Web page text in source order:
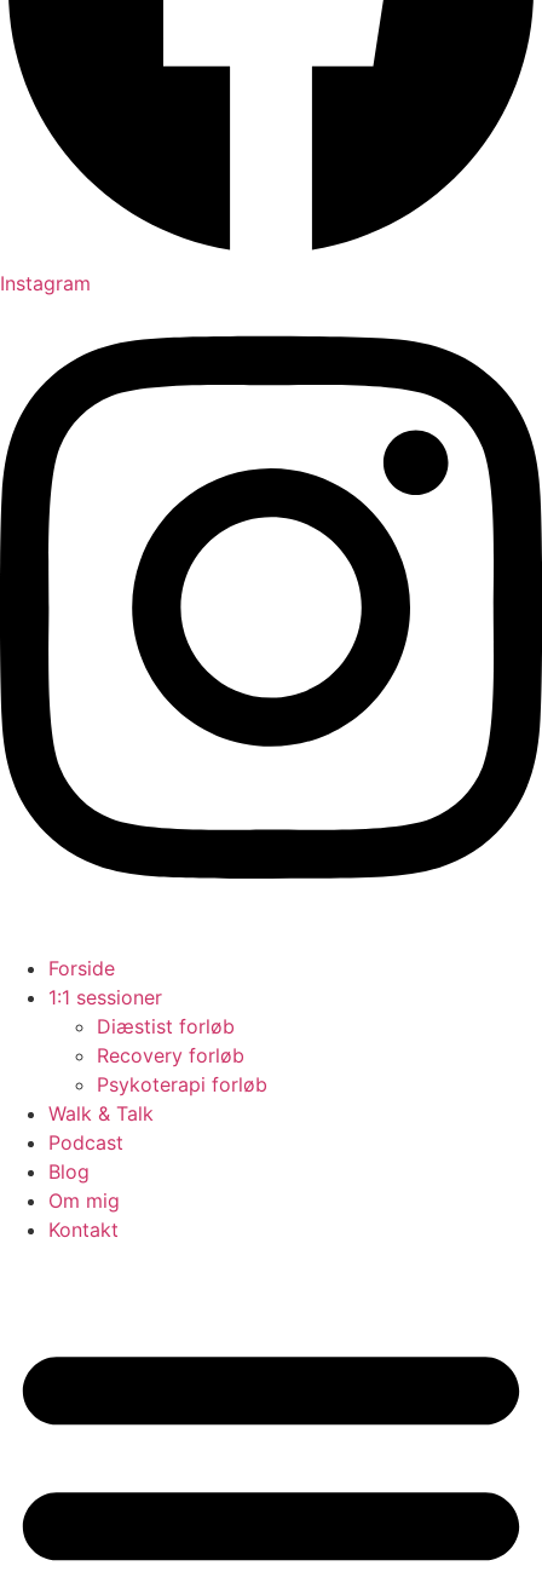
Instagram
Forside
1:1 sessioner
Diæstist forløb
Recovery forløb
Psykoterapi forløb
Walk & Talk
Podcast
Blog
Om mig
Kontakt